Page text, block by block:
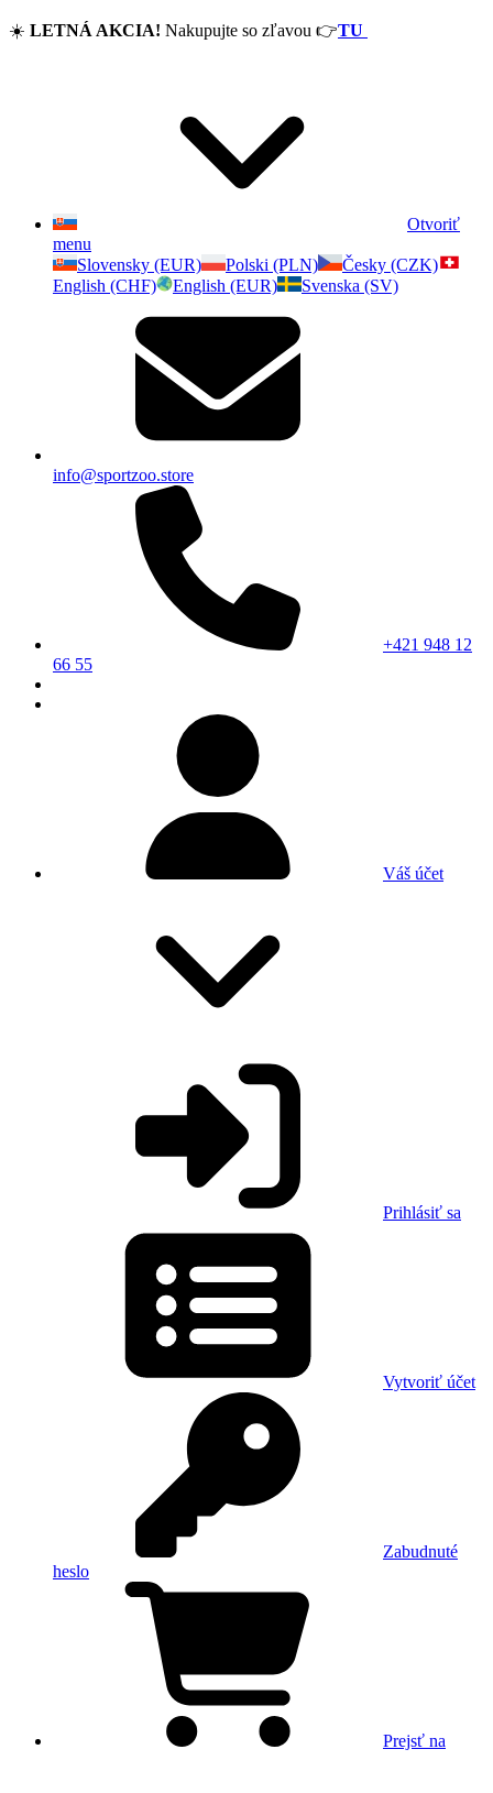
☀️ LETNÁ AKCIA! Nakupujte so zľavou 👉TU
Otvoriť
menu
Slovensky (EUR)
Polski (PLN)
Česky (CZK)
English (CHF)
English (EUR) Svenska (SV)
info@sportzoo.store
+421 948 12
66 55
Váš účet
Prihlásiť sa
Vytvoriť účet
Zabudnuté
heslo
Prejsť na